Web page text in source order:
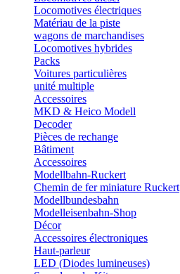
Locomotives électriques
Matériau de la piste
wagons de marchandises
Locomotives hybrides
Packs
Voitures particulières
unité multiple
Accessoires
MKD & Heico Modell
Decoder
Pièces de rechange
Bâtiment
Accessoires
Modellbahn-Ruckert
Chemin de fer miniature Ruckert
Modellbundesbahn
Modelleisenbahn-Shop
Décor
Accessoires électroniques
Haut-parleur
LED (Diodes lumineuses)